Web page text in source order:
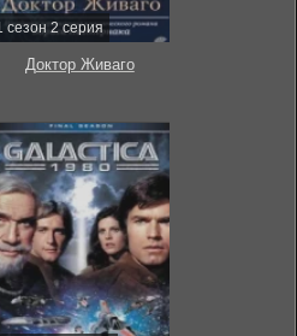
сезон 2 серия
Доктор Живаго